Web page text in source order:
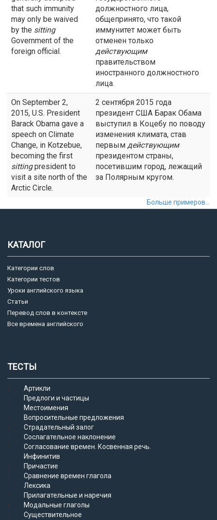
that such immunity
may only be waived
by the sitting
Government of the
foreign official.
должностного лица,
общепринято, что такой
иммунитет может быть
отменен только
действующим
правительством
иностранного должностного
лица.
On September 2,
2015, U.S. President
Barack Obama gave a
speech on Climate
Change, in Kotzebue,
becoming the first
sittingpresident to
visit a site north of the
Arctic Circle.
2 сентября 2015 года
президент США Барак Обама
выступил в Коцебу по поводу
изменения климата, став
первым действующим
президентом страны,
посетившим город, лежащий
за Полярным кругом.
Больше примеров...
КАТАЛОГ
Категории слов
Категории тестов
Уроки английского языка
Статьи
Перевод слов в контексте
Все времена английского
ТЕСТЫ
Артикли
Предлоги и частицы
Местоимения
Вопросительные предложения
Страдательный залог
Сослагательное наклонение
Согласование времен. Косвенная речь.
Инфинитив
Причастие
Сравнение времен глагола
Лексика
Прилагательные и наречия
Модальные глаголы
Существительное